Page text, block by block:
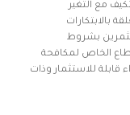
مع التغير
بالابتكارات
بشروط
الخاص لمكافحة
قابلة للاستثمار وذات